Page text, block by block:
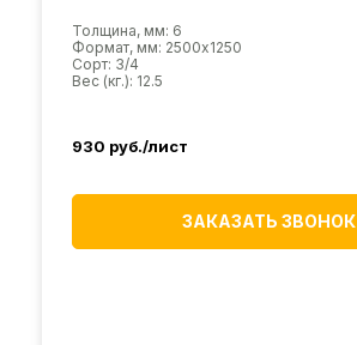
Толщина, мм: 6
Формат, мм: 2500х1250
Сорт: 3/4
Вес (кг.): 12.5
930 руб./лист
ЗАКАЗАТЬ ЗВОНОК